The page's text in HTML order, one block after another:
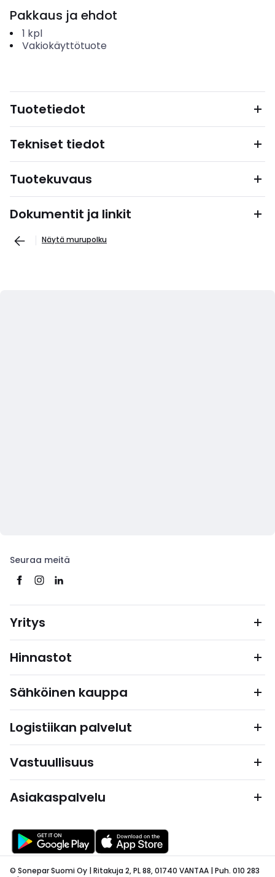
Pakkaus ja ehdot
1 kpl
Vakiokäyttötuote
Tuotetiedot
Tekniset tiedot
Tuotekuvaus
Dokumentit ja linkit
Näytä murupolku
Seuraa meitä
Yritys
Hinnastot
Sähköinen kauppa
Logistiikan palvelut
Vastuullisuus
Asiakaspalvelu
© Sonepar Suomi Oy | Ritakuja 2, PL 88, 01740 VANTAA | Puh. 010 283